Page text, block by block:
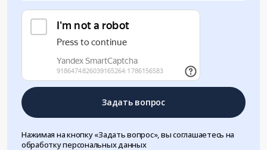
Задать вопрос
Нажимая на кнопку «Задать вопрос», вы соглашаетесь на
обработку персональных данных